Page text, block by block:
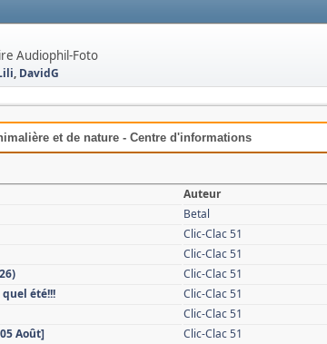
Audiophil-Foto
, DavidG
et de nature - Centre d'informations
Auteur
Betal
Clic-Clac 51
Clic-Clac 51
Clic-Clac 51
été!!!
Clic-Clac 51
Clic-Clac 51
Août]
Clic-Clac 51